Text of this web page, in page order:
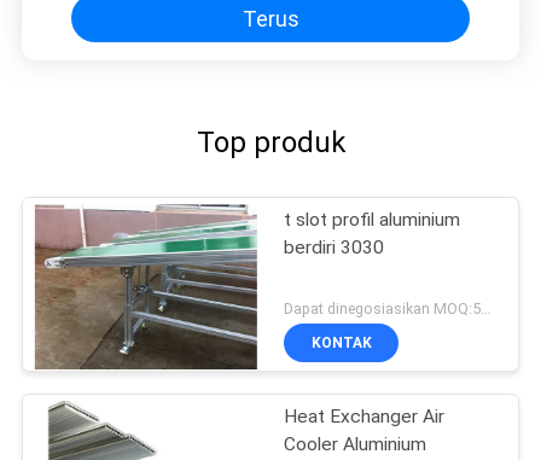
Terus
Top produk
t slot profil aluminium
berdiri 3030
Dapat dinegosiasikan MOQ:500kgs
KONTAK
Heat Exchanger Air
Cooler Aluminium